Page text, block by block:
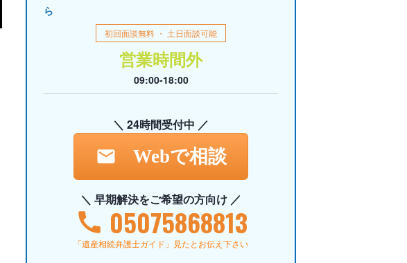
ら
初回面談無料 ・ 土日面談可能
営業時間外
09:00-18:00
＼ 早期解決をご希望の方向け ／
05075868813
「遺産相続弁護士ガイド」見たとお伝え下さい
＼ 24時間受付中 ／
Webで相談